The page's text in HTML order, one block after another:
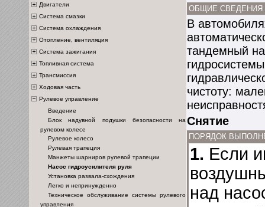
Двигатели
Система смазки
Система охлаждения
Отопление, вентиляция
Система зажигания
Топливная система
Трансмиссия
Ходовая часть
Рулевое управление
Введение
Блок надувной подушки безопасности на
рулевом колесе
Рулевое колесо
Рулевая трапеция
Манжеты шарниров рулевой трапеции
Насос гидроусилителя руля
Установка развала-схождения
Легко и непринужденно
Техническое обслуживание системы рулевого
управления
ОБЩИЕ СВЕДЕНИЯ
В
тандемный
чистоту:
Снятие
ПОРЯДОК
1. Если
над